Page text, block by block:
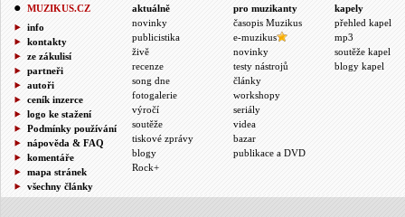
MUZIKUS.CZ
info
kontakty
ze zákulisí
partneři
autoři
ceník inzerce
logo ke stažení
Podmínky používání
nápověda & FAQ
komentáře
mapa stránek
všechny články
aktuálně
novinky
publicistika
živě
recenze
song dne
fotogalerie
výročí
soutěže
tiskové zprávy
blogy
Rock+
pro muzikanty
časopis Muzikus
e-muzikus
novinky
testy nástrojů
články
workshopy
seriály
videa
bazar
publikace a DVD
kapely
přehled kapel
mp3
soutěže kapel
blogy kapel